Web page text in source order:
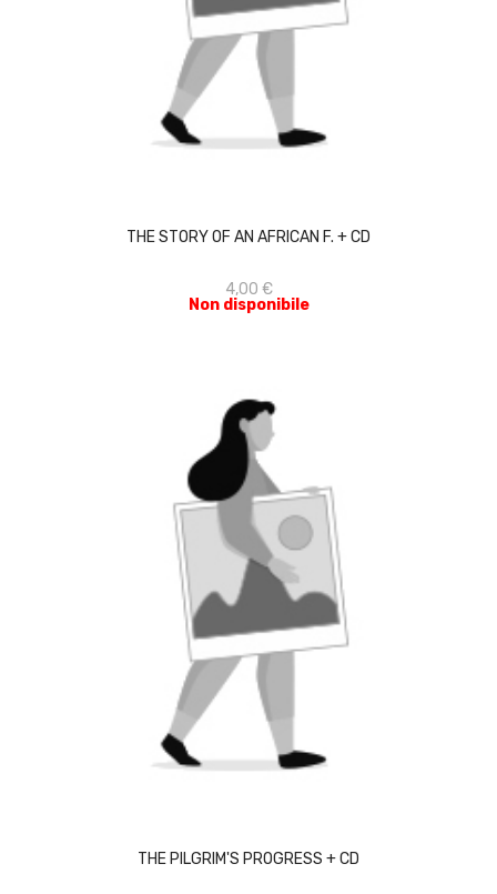
THE STORY OF AN AFRICAN F. + CD
4,00 €
Non disponibile
THE PILGRIM'S PROGRESS + CD